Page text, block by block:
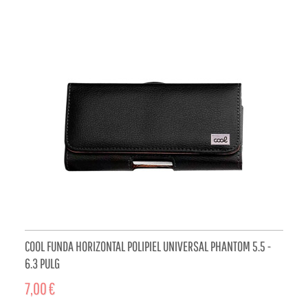
COOL FUNDA HORIZONTAL POLIPIEL UNIVERSAL PHANTOM 5.5 -
6.3 PULG
7,00 €